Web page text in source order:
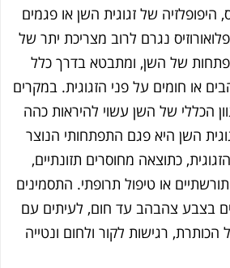
של זגוגית השן או פגמים
נגרם לרוב מצריכת יתר של
השן, ומתבטא בדרך כלל
על פני הזגוגית. במקרים
של השן עשוי להיראות כהה
היא פגם התפתחותי הנוצר
מחוסרים תזונתיים,
או טיפול תרופתי. התסמינים
צהבהב עד חום, לעיתים עם
לקור ולחום ונטייה